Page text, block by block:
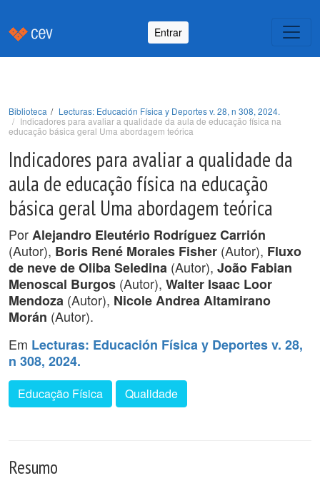
Entrar
Biblioteca
Lecturas: Educación Física y Deportes v. 28, n 308, 2024.
Indicadores para avaliar a qualidade da aula de educação física na
educação básica geral Uma abordagem teórica
Indicadores para avaliar a qualidade da
aula de educação física na educação
básica geral Uma abordagem teórica
PorAlejandro Eleutério Rodríguez Carrión
(Autor), Boris René Morales Fisher (Autor), Fluxo
de neve de Oliba Seledina (Autor), João Fabian
Menoscal Burgos (Autor), Walter Isaac Loor
Mendoza (Autor), Nicole Andrea Altamirano
Morán (Autor).
Em Lecturas: Educación Física y Deportes v. 28,
n 308, 2024.
Educação Física Qualidade
Resumo